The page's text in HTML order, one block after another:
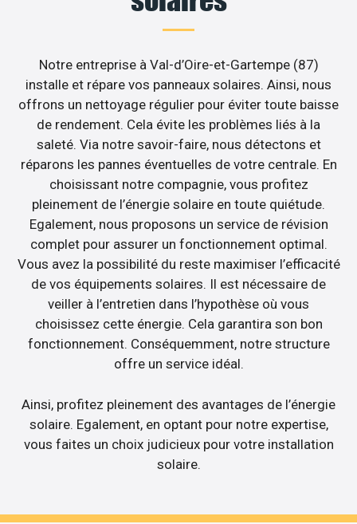
Notre entreprise à Val-d’Oire-et-Gartempe (87)
installe et répare vos panneaux solaires. Ainsi, nous
offrons un nettoyage régulier pour éviter toute baisse
de rendement. Cela évite les problèmes liés à la
saleté. Via notre savoir-faire, nous détectons et
réparons les pannes éventuelles de votre centrale. En
choisissant notre compagnie, vous profitez
pleinement de l’énergie solaire en toute quiétude.
Egalement, nous proposons un service de révision
complet pour assurer un fonctionnement optimal.
Vous avez la possibilité du reste maximiser l’efficacité
de vos équipements solaires. Il est nécessaire de
veiller à l’entretien dans l’hypothèse où vous
choisissez cette énergie. Cela garantira son bon
fonctionnement. Conséquemment, notre structure
offre un service idéal.
Ainsi, profitez pleinement des avantages de l’énergie
solaire. Egalement, en optant pour notre expertise,
vous faites un choix judicieux pour votre installation
solaire.